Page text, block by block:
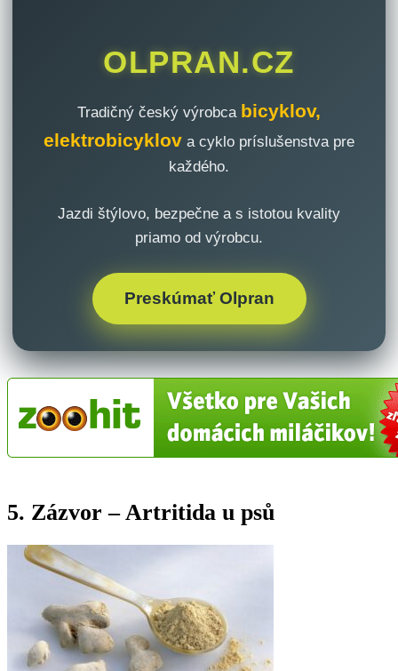
OLPRAN.CZ
Tradičný český výrobca bicyklov,
elektrobicyklov a cyklo príslušenstva pre
každého.
Jazdi štýlovo, bezpečne a s istotou kvality
priamo od výrobcu.
Preskúmať Olpran
5. Zázvor – Artritida u psů